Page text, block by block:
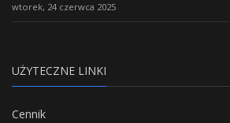
wtorek, 24 czerwca 2025
UŻYTECZNE LINKI
Cennik